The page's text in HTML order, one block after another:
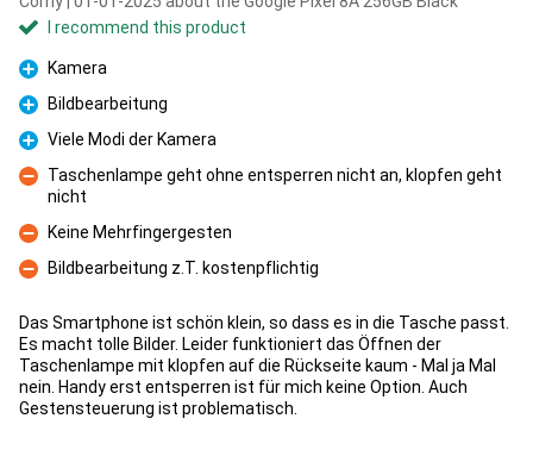
I recommend this product
Pro
Kamera
Pro
Bildbearbeitung
Pro
Viele Modi der Kamera
Con
Taschenlampe geht ohne entsperren nicht an, klopfen geht
nicht
Con
Keine Mehrfingergesten
Con
Bildbearbeitung z.T. kostenpflichtig
Das Smartphone ist schön klein, so dass es in die Tasche passt.
Es macht tolle Bilder. Leider funktioniert das Öffnen der
Taschenlampe mit klopfen auf die Rückseite kaum - Mal ja Mal
nein. Handy erst entsperren ist für mich keine Option. Auch
Gestensteuerung ist problematisch.